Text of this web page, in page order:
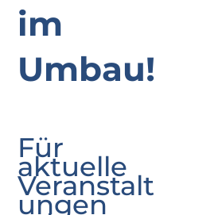
im
Umbau!
Für
aktuelle
Veranstalt
ungen